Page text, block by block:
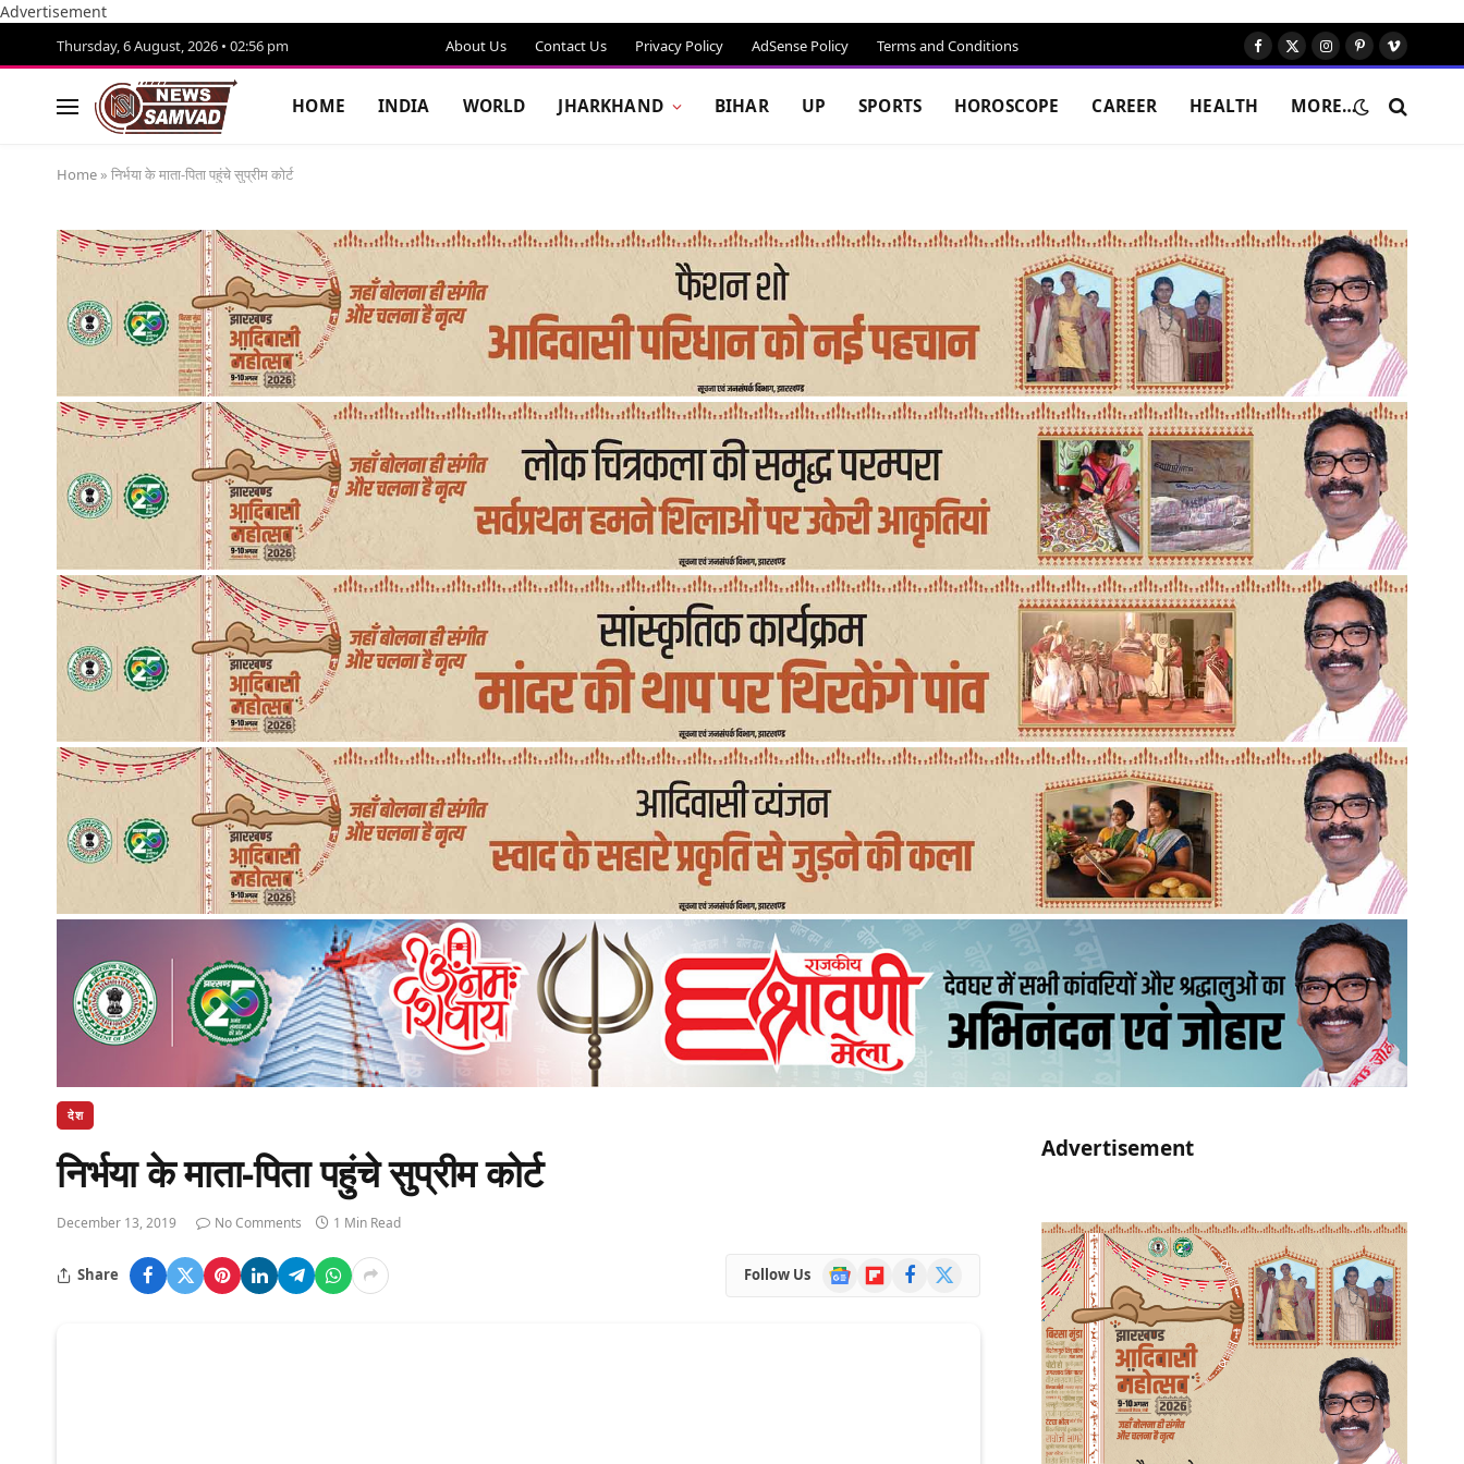
Advertisement
Thursday, 6 August, 2026 • 02:56 pm About Us Contact Us Privacy Policy AdSense Policy Terms and Conditions Facebook
X
Instagram
Pinterest
Vimeo
HOME INDIA WORLD JHARKHAND BIHAR UP SPORTS HOROSCOPE CAREER HEALTH MORE…
Home » निर्भया के माता-पिता पहुंचे सुप्रीम कोर्ट
देश
निर्भया के माता-पिता पहुंचे सुप्रीम कोर्ट
December 13, 2019 No Comments 1 Min Read
Share Follow Us
Google
News
FlipboardFacebook
Advertisement